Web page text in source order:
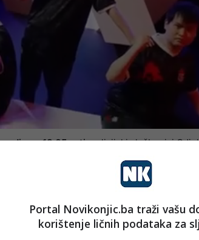
u 18:05 sati, policijski službenici
potrazi, lišili su slobodeN. F. (1978.)
Teška krađa , propisanog članom 287.
Portal Novikonjic.ba traži vašu
korištenje ličnih podataka za